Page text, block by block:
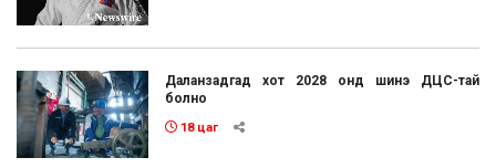
Даланзадгад хот 2028 онд шинэ ДЦС-тай
болно
18 цаг